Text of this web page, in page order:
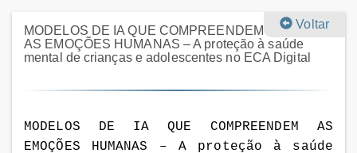
Voltar
MODELOS DE IA QUE COMPREENDEM
AS EMOÇÕES HUMANAS – A proteção à saúde
mental de crianças e adolescentes no ECA Digital
MODELOS DE IA QUE COMPREENDEM AS
EMOÇÕES HUMANAS – A proteção à saúde